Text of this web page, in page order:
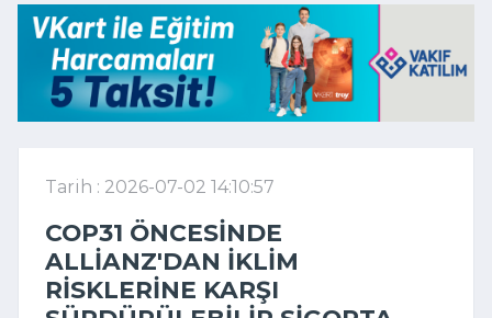
Tarih : 2026-07-02 14:10:57
COP31 ÖNCESINDE
ALLIANZ'DAN IKLIM
RISKLERINE KARŞI